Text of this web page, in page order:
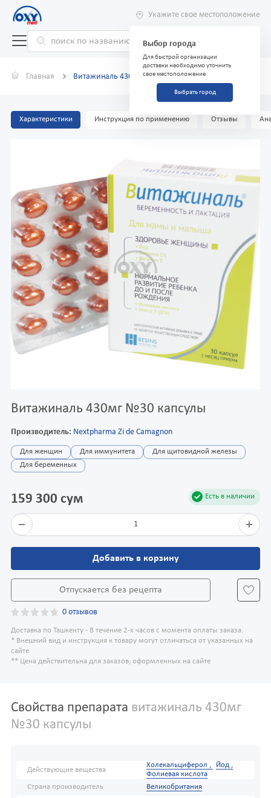
Укажите свое местоположение
Выбор города
Для быстрой организации
доставки необходимо уточнить
свое местоположение
Выбрать город
Главная Витажиналь 430мг №30 капсулы
Характеристики Инструкция по применению Отзывы
Витажиналь 430мг №30 капсулы
Производитель: Nextpharma Zi de Camagnon
Для женщин Для иммунитета
Для щитовидной железы
Для беременных
Есть в наличии
159 300 сум
1
Добавить в корзину
Отпускается без рецепта
0 отзывов
Доставка по Ташкенту - В течение 2-х часов с момента оплаты заказа.
* Внешний вид и инструкция к товару могут отличаться от указанных на
сайте
** Цена действительна для заказов, оформленных на сайте
Свойства препарата витажиналь 430мг
№30 капсулы
Действующие вещества
Холекальциферол ,
Йод ,
Фолиевая кислота
Страна производитель
Великобритания